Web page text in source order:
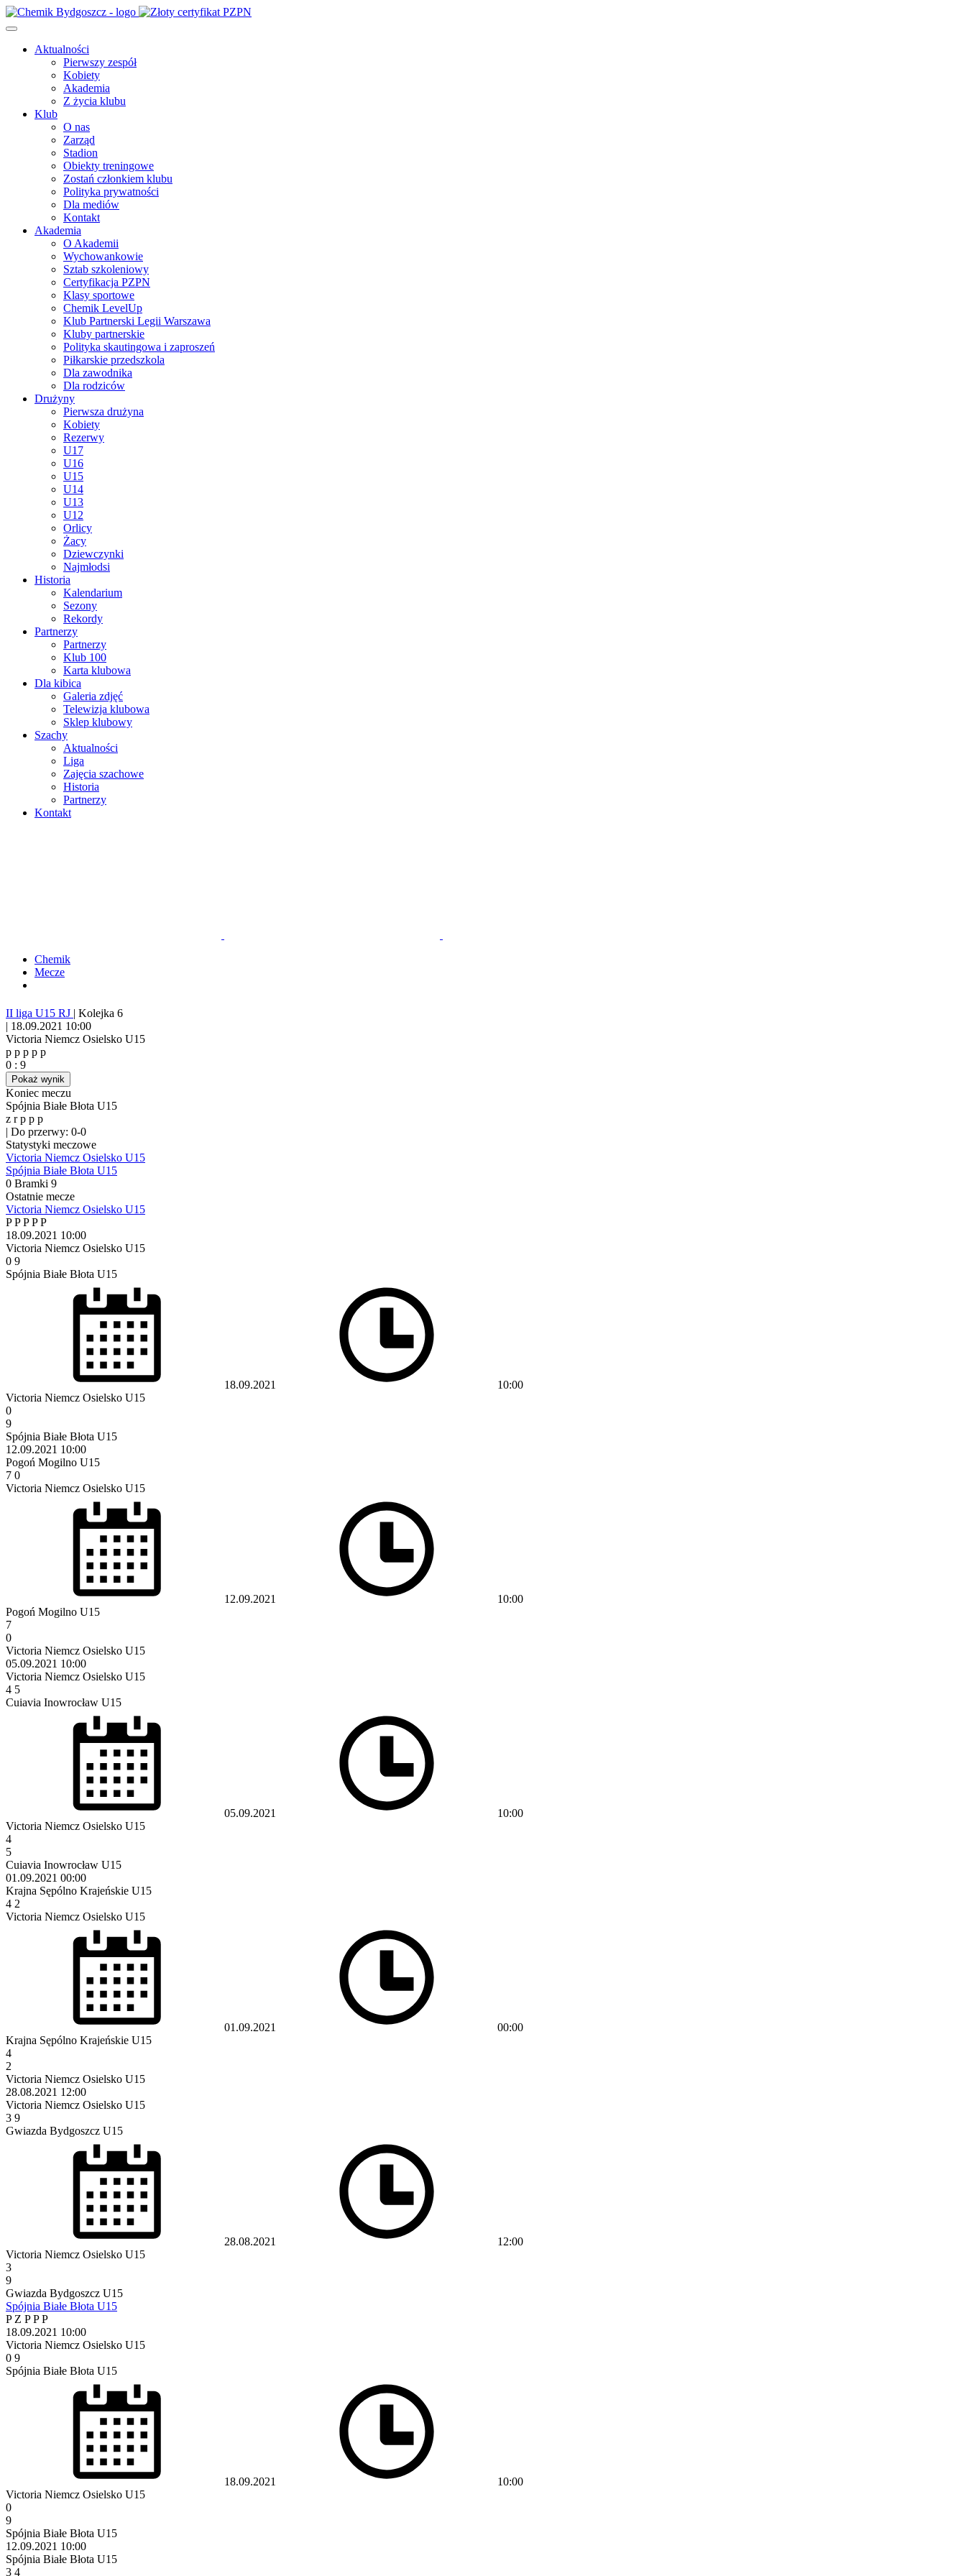
Aktualności
Pierwszy zespół
Kobiety
Akademia
Z życia klubu
Klub
O nas
Zarząd
Stadion
Obiekty treningowe
Zostań członkiem klubu
Polityka prywatności
Dla mediów
Kontakt
Akademia
O Akademii
Wychowankowie
Sztab szkoleniowy
Certyfikacja PZPN
Klasy sportowe
Chemik LevelUp
Klub Partnerski Legii Warszawa
Kluby partnerskie
Polityka skautingowa i zaproszeń
Piłkarskie przedszkola
Dla zawodnika
Dla rodziców
Drużyny
Pierwsza drużyna
Kobiety
Rezerwy
U17
U16
U15
U14
U13
U12
Orlicy
Żacy
Dziewczynki
Najmłodsi
Historia
Kalendarium
Sezony
Rekordy
Partnerzy
Partnerzy
Klub 100
Karta klubowa
Dla kibica
Galeria zdjęć
Telewizja klubowa
Sklep klubowy
Szachy
Aktualności
Liga
Zajęcia szachowe
Historia
Partnerzy
Kontakt
Chemik
Mecze
II liga U15 RJ | Kolejka 6
| 18.09.2021 10:00
Victoria Niemcz Osielsko U15
p p p p p
0 : 9
Pokaż wynik
Koniec meczu
Spójnia Białe Błota U15
z rp p p
| Do przerwy: 0-0
Statystyki meczowe
Victoria Niemcz Osielsko U15
Spójnia Białe Błota U15
0 Bramki 9
Ostatnie mecze
Victoria Niemcz Osielsko U15
PPPPP
18.09.2021 10:00
Victoria Niemcz Osielsko U15
0 9
Spójnia Białe Błota U15
18.09.2021
10:00
Victoria Niemcz Osielsko U15
0
9
Spójnia Białe Błota U15
12.09.2021 10:00
Pogoń Mogilno U15
7 0
Victoria Niemcz Osielsko U15
12.09.2021
10:00
Pogoń Mogilno U15
7
0
Victoria Niemcz Osielsko U15
05.09.2021 10:00
Victoria Niemcz Osielsko U15
4 5
Cuiavia Inowrocław U15
05.09.2021
10:00
Victoria Niemcz Osielsko U15
4
5
Cuiavia Inowrocław U15
01.09.2021 00:00
Krajna Sępólno Krajeńskie U15
4 2
Victoria Niemcz Osielsko U15
01.09.2021
00:00
Krajna Sępólno Krajeńskie U15
4
2
Victoria Niemcz Osielsko U15
28.08.2021 12:00
Victoria Niemcz Osielsko U15
3 9
Gwiazda Bydgoszcz U15
28.08.2021
12:00
Victoria Niemcz Osielsko U15
3
9
Gwiazda Bydgoszcz U15
Spójnia Białe Błota U15
PZ PPP
18.09.2021 10:00
Victoria Niemcz Osielsko U15
0 9
Spójnia Białe Błota U15
18.09.2021
10:00
Victoria Niemcz Osielsko U15
0
9
Spójnia Białe Błota U15
12.09.2021 10:00
Spójnia Białe Błota U15
3 4